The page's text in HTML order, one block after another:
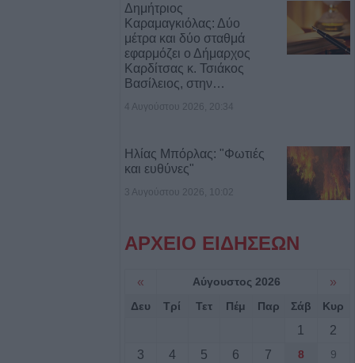
Δημήτριος
Καραμαγκιόλας: Δύο
μέτρα και δύο σταθμά
εφαρμόζει ο Δήμαρχος
Καρδίτσας κ. Τσιάκος
Βασίλειος, στην…
4 Αυγούστου 2026, 20:34
Ηλίας Μπόρλας: "Φωτιές
και ευθύνες"
3 Αυγούστου 2026, 10:02
ΑΡΧΕΙΟ ΕΙΔΗΣΕΩΝ
« Αύγουστος 2026 »
Δευ Τρί Τετ Πέμ Παρ Σάβ Κυρ
1
2
3
4 5 6 7 8 9